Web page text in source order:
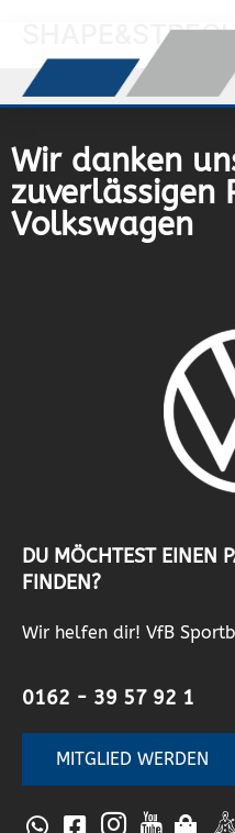
Wir danken
zuverlässigen
Volkswagen
DU MÖCHTEST EINEN
FINDEN?
Wir helfen dir! VfB
0162 - 39 57 92 1
MITGLIED WERDEN